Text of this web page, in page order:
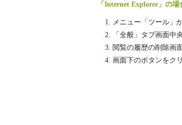
「Internet Explorer」の場
メニュー「ツール」
「全般」タブ画面中
閲覧の履歴の削除画
画面下のボタンをク